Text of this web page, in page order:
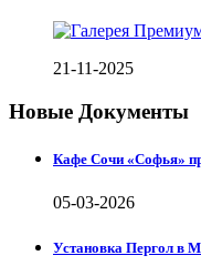
21-11-2025
Новые Документы
Кафе Сочи «Софья»
05-03-2026
Установка Пергол в